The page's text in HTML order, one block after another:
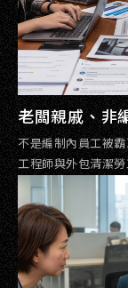
老闆親戚、非
員、派遣承攬
方案｜蕭告律
不是編制內員工被
工程師與外包清潔
「實質控制負責人
工作者的心理安全。